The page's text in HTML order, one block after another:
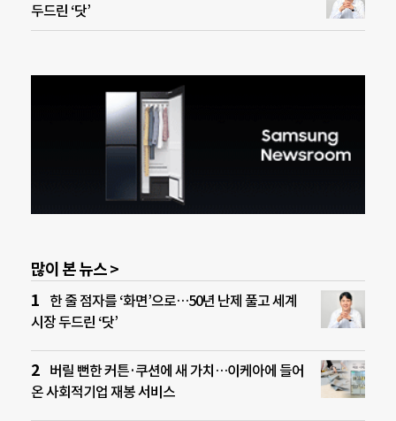
두드린 ‘닷’
많이 본 뉴스 >
한 줄 점자를 ‘화면’으로…50년 난제 풀고 세계
시장 두드린 ‘닷’
버릴 뻔한 커튼·쿠션에 새 가치…이케아에 들어
온 사회적기업 재봉 서비스